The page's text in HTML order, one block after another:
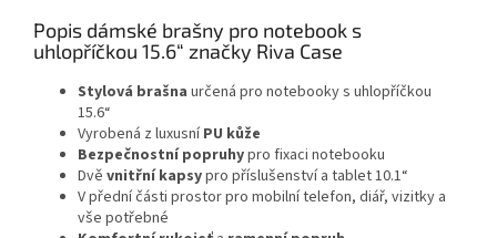
Popis dámské brašny pro notebook s
uhlopříčkou 15.6“ značky Riva Case
Stylová brašna určená pro notebooky s uhlopříčkou
15.6“
Vyrobená z luxusníPU kůže
Bezpečnostní popruhypro fixaci notebooku
Dvě vnitřní kapsypro příslušenství a tablet 10.1“
V přední části prostor pro mobilní telefon, diář, vizitky a
vše potřebné